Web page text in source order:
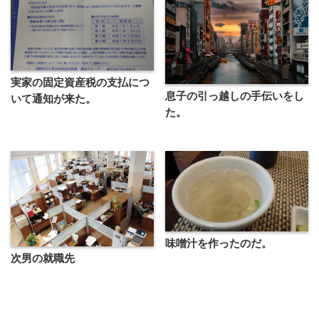
実家の固定資産税の支払につ
いて通知が来た。
息子の引っ越しの手伝いをし
た。
次男の就職先
味噌汁を作ったのだ。